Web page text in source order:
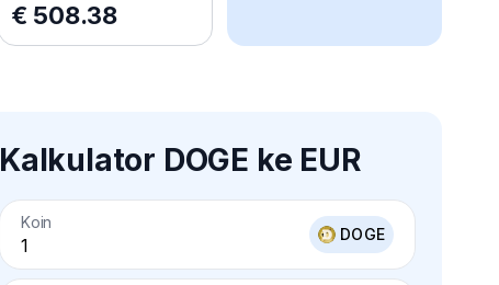
€ 508.38
Kalkulator DOGE ke EUR
Koin
DOGE